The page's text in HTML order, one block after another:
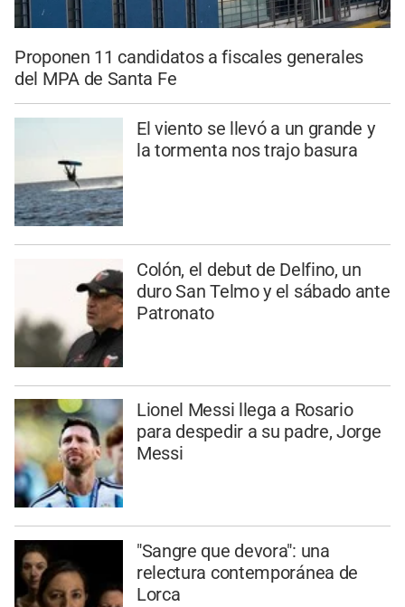
Proponen 11 candidatos a fiscales generales
del MPA de Santa Fe
El viento se llevó a un grande y
la tormenta nos trajo basura
Colón, el debut de Delfino, un
duro San Telmo y el sábado ante
Patronato
Lionel Messi llega a Rosario
para despedir a su padre, Jorge
Messi
"Sangre que devora": una
relectura contemporánea de
Lorca